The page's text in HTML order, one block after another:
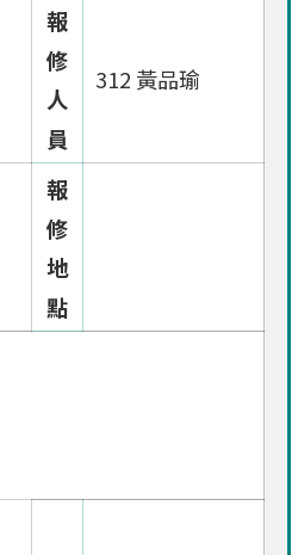
報
修
人
員
312 黃品瑜
報
修
地
點